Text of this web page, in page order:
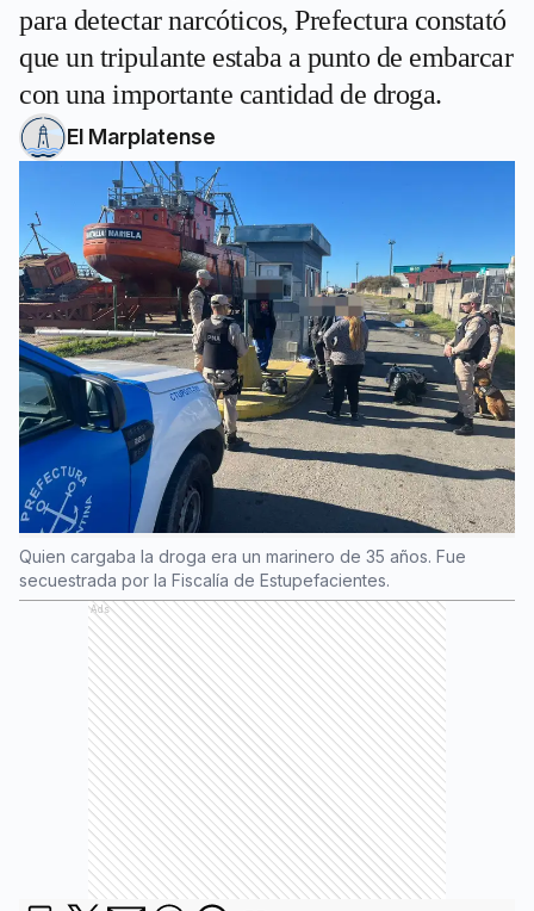
para detectar narcóticos, Prefectura constató
que un tripulante estaba a punto de embarcar
con una importante cantidad de droga.
El Marplatense
Quien cargaba la droga era un marinero de 35 años. Fue
secuestrada por la Fiscalía de Estupefacientes.
Ads